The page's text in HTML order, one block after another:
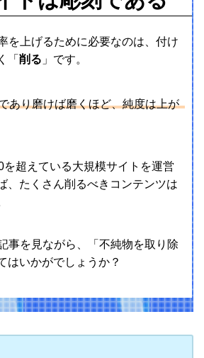
を上げるために必要なのは、付け
「 削る 」です。
あり磨けば磨くほど、純度は上が
超えている大規模サイトを運営
、たくさん削るべきコンテンツは
事を見ながら、「不純物を取り除
はいかがでしょうか？